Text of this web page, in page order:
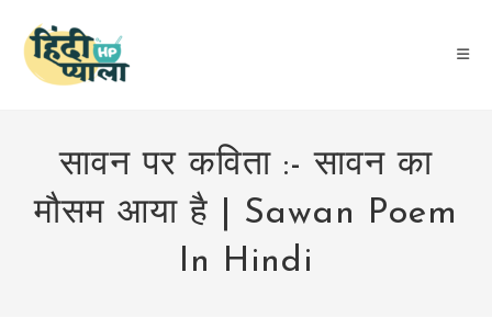
content
सावन पर कविता :- सावन का
मौसम आया है | Sawan Poem
In Hindi